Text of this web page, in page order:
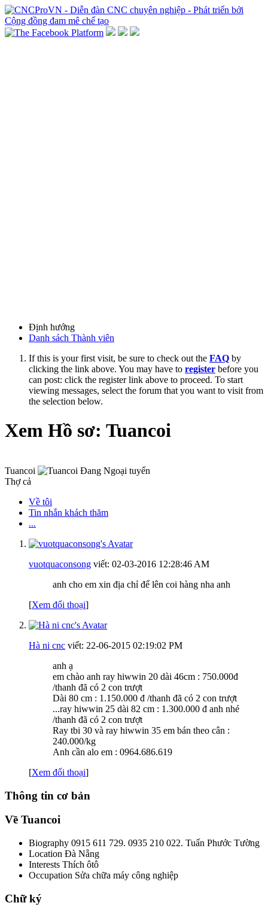
Định hướng
Danh sách Thành viên
If this is your first visit, be sure to check out the FAQ by
clicking the link above. You may have to register before you
can post: click the register link above to proceed. To start
viewing messages, select the forum that you want to visit from
the selection below.
Xem Hồ sơ: Tuancoi
Tuancoi
Thợ cả
Về tôi
Tin nhắn khách thăm
...
vuotquaconsong viết: 02-03-2016 12:28:46 AM
anh cho em xin địa chỉ để lên coi hàng nha anh
[Xem đối thoại]
Hà ni cnc viết: 22-06-2015 02:19:02 PM
anh ạ
em chào anh ray hiwwin 20 dài 46cm : 750.000đ
/thanh đã có 2 con trượt
Dài 80 cm : 1.150.000 đ /thanh đã có 2 con trượt
...ray hiwwin 25 dài 82 cm : 1.300.000 đ anh nhé
/thanh đã có 2 con trượt
Ray tbi 30 và ray hiwwin 35 em bán theo cân :
240.000/kg
Anh cần alo em : 0964.686.619
[Xem đối thoại]
Thông tin cơ bản
Về Tuancoi
Biography 0915 611 729. 0935 210 022. Tuấn Phước Tường
Location Đà Nẵng
Interests Thích ôtô
Occupation Sửa chữa máy công nghiệp
Chữ ký